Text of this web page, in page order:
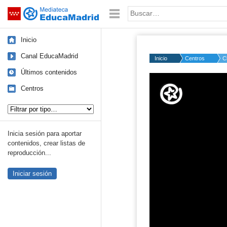
Saltar navegación Palabra o frase:
Inicio
Canal EducaMadrid
Últimos contenidos
Centros
Inicia sesión para aportar
contenidos, crear listas de
reproducción...
Iniciar sesión
Inicio Centros
50%